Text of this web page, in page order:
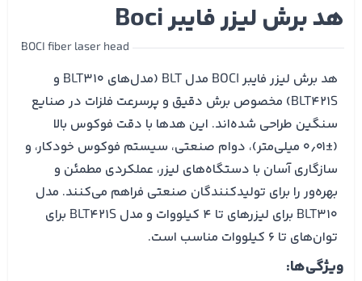
هد برش لیزر فایبر Boci
BOCI fiber laser head
هد برش لیزر فایبر BOCI مدل BLT (مدل‌های BLT310 و
BLT421S) مخصوص برش دقیق و پرسرعت فلزات در صنایع
سنگین طراحی شده‌اند. این هدها با دقت فوکوس بالا
(±۰٫۰۱ میلی‌متر)، دوام صنعتی، سیستم فوکوس خودکار، و
سازگاری آسان با دستگاه‌های لیزر، عملکردی مطمئن و
بهره‌ور را برای تولیدکنندگان صنعتی فراهم می‌کنند. مدل
BLT310 برای لیزرهای تا ۴ کیلووات و مدل BLT421S برای
توان‌های تا ۶ کیلووات مناسب است.
ویژگی‌ها: